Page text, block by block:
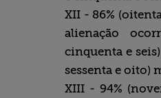
XII - 86%
alienação
cinquenta e
sessenta e oito)
XIII - 94%